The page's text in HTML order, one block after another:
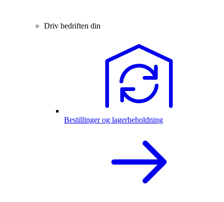
Driv bedriften din
Bestillinger og lagerbeholdning